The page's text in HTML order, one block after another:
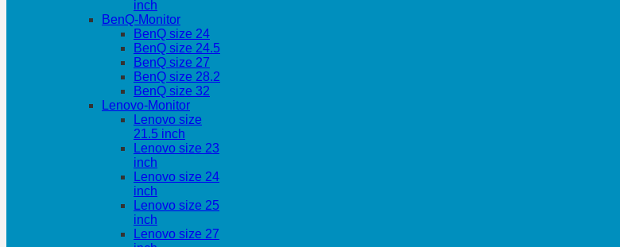
inch
BenQ-Monitor
BenQ size 24
BenQ size 24.5
BenQ size 27
BenQ size 28.2
BenQ size 32
Lenovo-Monitor
Lenovo size
21.5 inch
Lenovo size 23
inch
Lenovo size 24
inch
Lenovo size 25
inch
Lenovo size 27